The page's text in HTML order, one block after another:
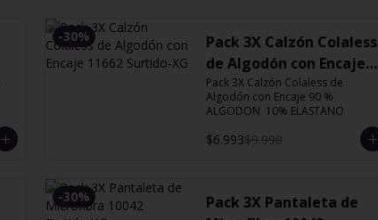
-30%
Pack 3X Calzón Colaless
de Algodón con Encaje
11662 Surtido-XG
Pack 3X Calzón Colaless de
Algodón con Encaje 90 %
ALGODON  10% ELASTANO
$6.993$9.990
-30%
Pack 3X Pantaleta de